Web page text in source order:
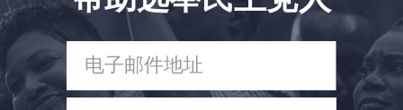
捐赠